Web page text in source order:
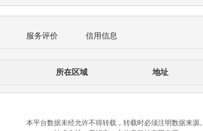
服务评价 信用信息
所在区域 地址
本平台数据未经允许不得转载，转载时必须注明数据来源。